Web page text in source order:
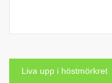
Liva upp i höstmörkret